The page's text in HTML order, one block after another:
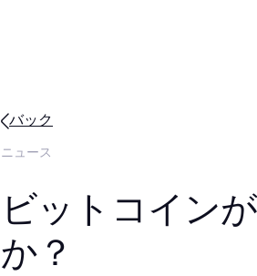
バック
ニュース
ビットコイン
か？